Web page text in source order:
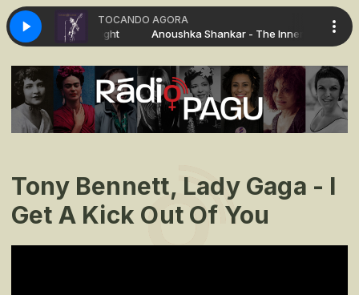
TOCANDO AGORA
- The Inner Light Anoushka Shankar - The Inner Light
Tony Bennett, Lady Gaga - I
Get A Kick Out Of You